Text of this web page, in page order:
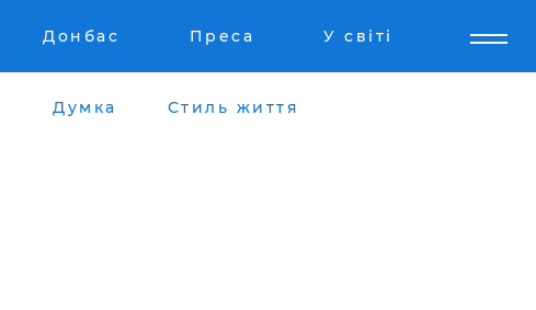
Донбас Преса У світі
Думка Стиль життя